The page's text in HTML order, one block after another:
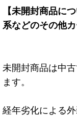
【未開封商品に
系などのその他
未開封商品は中
ます。
経年劣化による